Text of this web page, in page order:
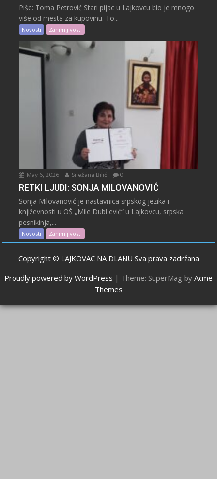
Piše: Toma Petrović Stari pijac u Lajkovcu bio je mnogo
više od mesta za kupovinu. To...
Novosti Zanimljivosti
May 6, 2026 Snežana Bilić 0
RETKI LJUDI: SONJA MILOVANOVIĆ
Sonja Milovanović je nastavnica srpskog jezika i
književnosti u OŠ „Mile Dubljević“ u Lajkovcu, srpska
pesnikinja,...
Novosti Zanimljivosti
Copyright © LAJKOVAC NA DLANU Sva prava zadržana
Proudly powered by WordPress | Theme: SuperMag by Acme
Themes